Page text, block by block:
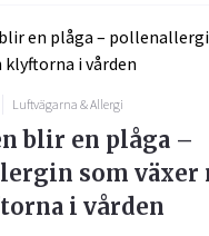
Luftvägarna & Allergi
blir en plåga –
som växer
i vården